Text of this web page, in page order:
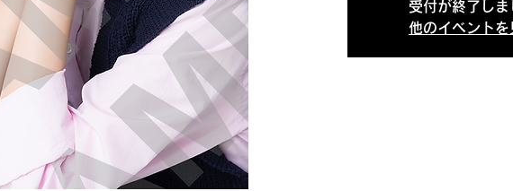
受付が終了しま
他のイベントを